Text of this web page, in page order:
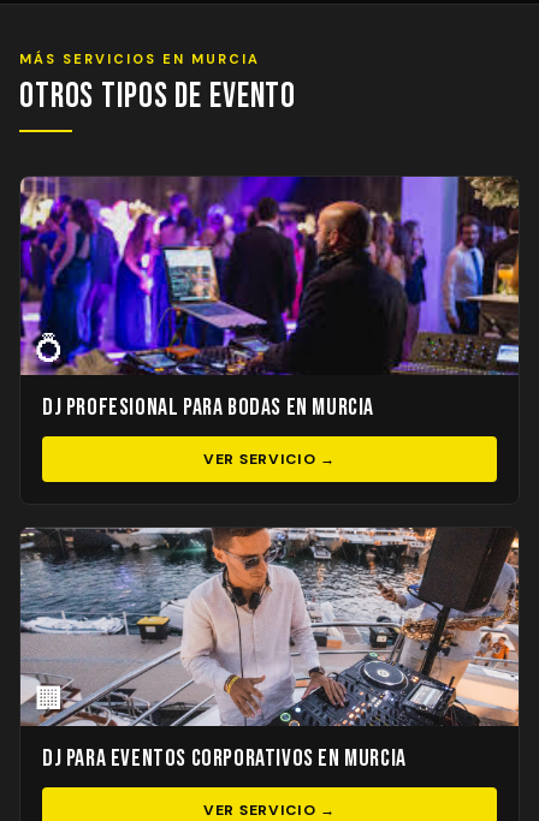
MÁS SERVICIOS EN MURCIA
Otros Tipos de Evento
💍
DJ Profesional para Bodas en Murcia
VER SERVICIO →
🏢
DJ para Eventos Corporativos en Murcia
VER SERVICIO →